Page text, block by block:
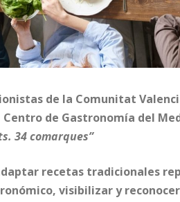
de la Comunitat
Centro de Gastronomía del
34 comarques”
recetas tradicionales
visibilizar y